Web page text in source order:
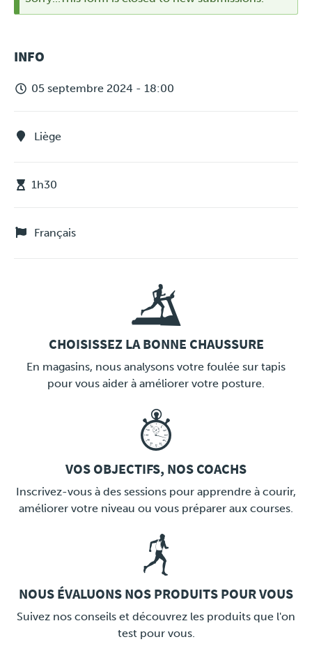
MESSAGE
INFO
05 septembre 2024 - 18:00
Liège
1h30
Français
CHOISISSEZ LA BONNE CHAUSSURE
En magasins, nous analysons votre foulée sur tapis
pour vous aider à améliorer votre posture.
VOS OBJECTIFS, NOS COACHS
Inscrivez-vous à des sessions pour apprendre à courir,
améliorer votre niveau ou vous préparer aux courses.
LINK
NOUS ÉVALUONS NOS PRODUITS POUR VOUS
Suivez nos conseils et découvrez les produits que l'on
test pour vous.